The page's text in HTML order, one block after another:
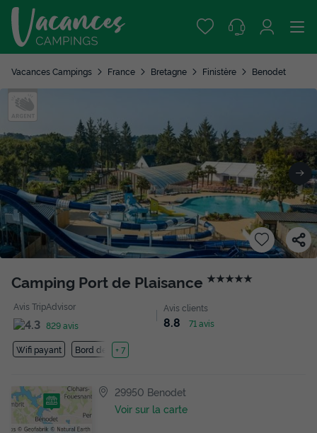
Vacances Campings France Bretagne Finistère Benodet
Camping Port de Plaisance ★★★★★
Avis TripAdvisor
829 avis
Avis clients
8.8 71 avis
Wifi payant Bord de mer
+ 7
29950 Benodet
Voir sur la carte